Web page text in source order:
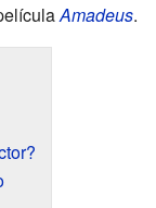
Amadeus.